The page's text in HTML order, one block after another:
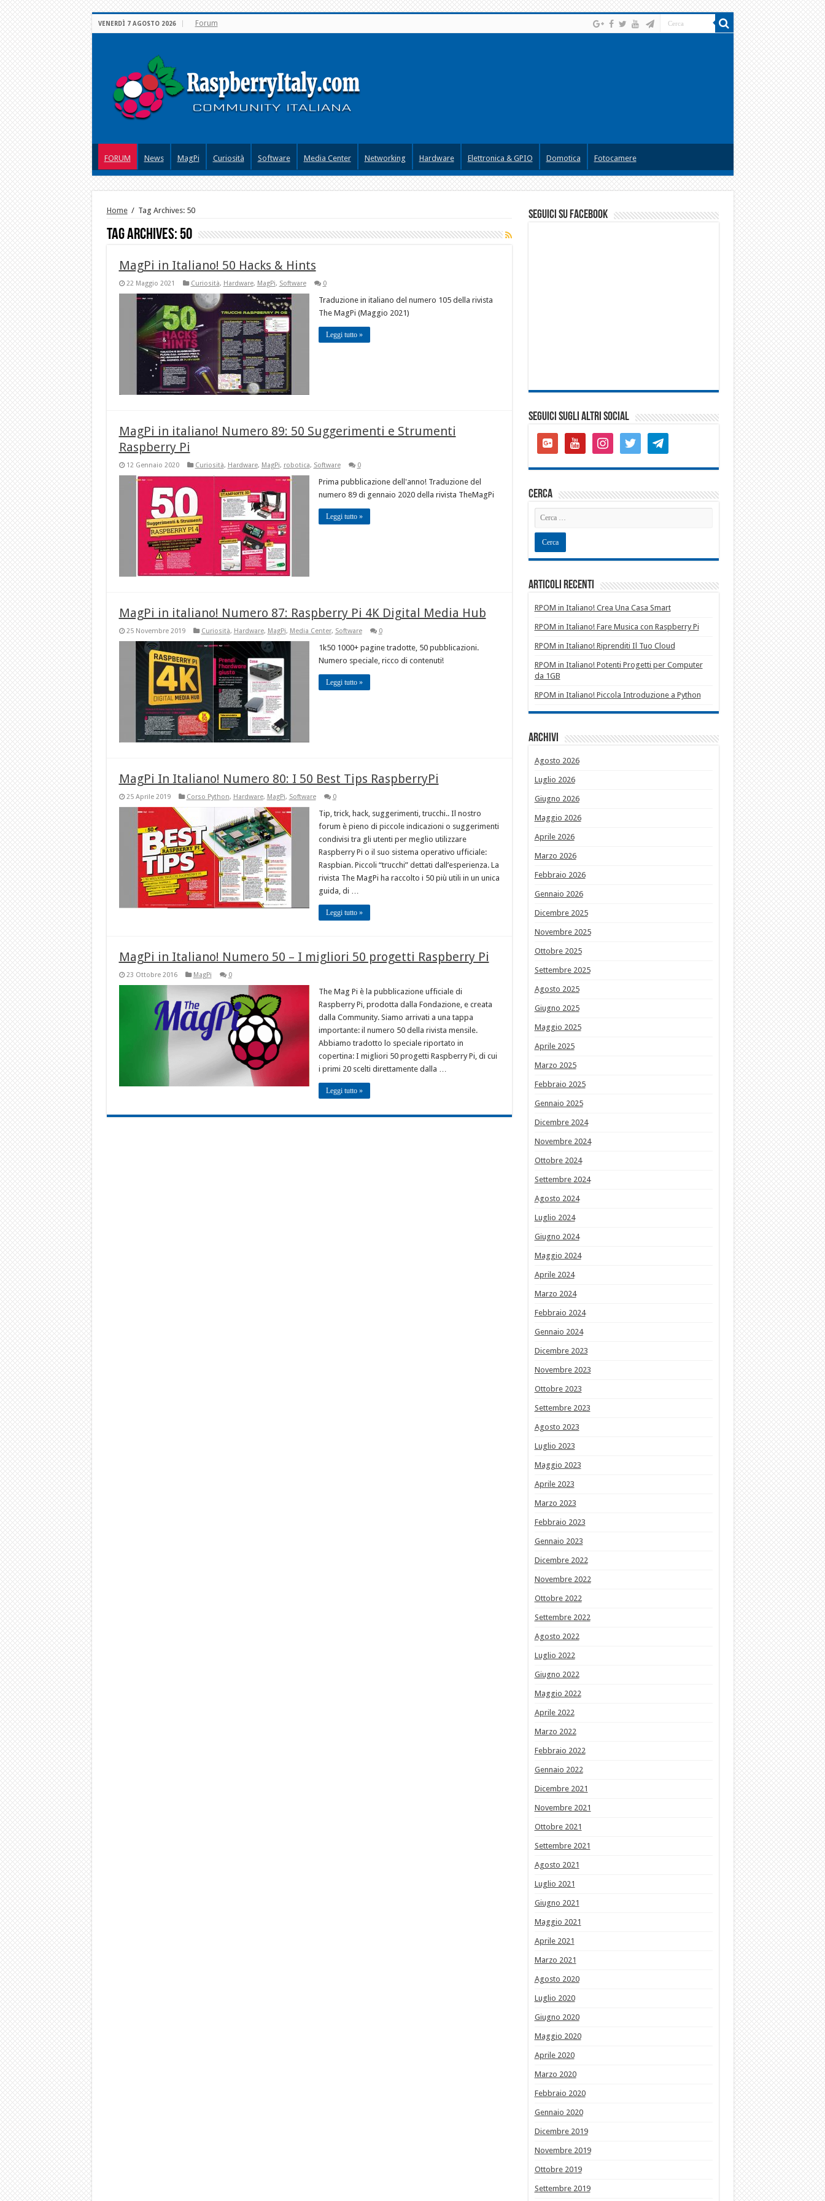
VENERDÌ 7 AGOSTO 2026 Forum
FORUM News MagPi Curiosità Software Media Center Networking Hardware Elettronica & GPIO Domotica Fotocamere
Home / Tag Archives: 50
Tag Archives: 50
MagPi in Italiano! 50 Hacks & Hints
22 Maggio 2021 Curiosità, Hardware, MagPi, Software 0
Traduzione in italiano del numero 105 della rivista
The MagPi (Maggio 2021)
Leggi tutto »
MagPi in italiano! Numero 89: 50 Suggerimenti e Strumenti
Raspberry Pi
12 Gennaio 2020 Curiosità, Hardware, MagPi, robotica, Software 0
Prima pubblicazione dell'anno! Traduzione del
numero 89 di gennaio 2020 della rivista TheMagPi
Leggi tutto »
MagPi in italiano! Numero 87: Raspberry Pi 4K Digital Media Hub
25 Novembre 2019 Curiosità, Hardware, MagPi, Media Center, Software 0
1k50 1000+ pagine tradotte, 50 pubblicazioni.
Numero speciale, ricco di contenuti!
Leggi tutto »
MagPi In Italiano! Numero 80: I 50 Best Tips RaspberryPi
25 Aprile 2019 Corso Python, Hardware, MagPi, Software 0
Tip, trick, hack, suggerimenti, trucchi.. Il nostro
forum è pieno di piccole indicazioni o suggerimenti
condivisi tra gli utenti per meglio utilizzare
Raspberry Pi o il suo sistema operativo ufficiale:
Raspbian. Piccoli “trucchi” dettati dall’esperienza. La
rivista The MagPi ha raccolto i 50 più utili in un unica
guida, di …
Leggi tutto »
MagPi in Italiano! Numero 50 – I migliori 50 progetti Raspberry Pi
23 Ottobre 2016 MagPi 0
The Mag Pi è la pubblicazione ufficiale di
Raspberry Pi, prodotta dalla Fondazione, e creata
dalla Community. Siamo arrivati a una tappa
importante: il numero 50 della rivista mensile.
Abbiamo tradotto lo speciale riportato in
copertina: I migliori 50 progetti Raspberry Pi, di cui
i primi 20 scelti direttamente dalla …
Leggi tutto »
seguici su facebook
SEGUICI SUGLI ALTRI SOCIAL
google-
plus-
youtube instagramtwitter telegram
cerca
Articoli recenti
RPOM in Italiano! Crea Una Casa Smart
RPOM in Italiano! Fare Musica con Raspberry Pi
RPOM in Italiano! Riprenditi Il Tuo Cloud
RPOM in Italiano! Potenti Progetti per Computer
da 1GB
RPOM in Italiano! Piccola Introduzione a Python
Archivi
Agosto 2026
Luglio 2026
Giugno 2026
Maggio 2026
Aprile 2026
Marzo 2026
Febbraio 2026
Gennaio 2026
Dicembre 2025
Novembre 2025
Ottobre 2025
Settembre 2025
Agosto 2025
Giugno 2025
Maggio 2025
Aprile 2025
Marzo 2025
Febbraio 2025
Gennaio 2025
Dicembre 2024
Novembre 2024
Ottobre 2024
Settembre 2024
Agosto 2024
Luglio 2024
Giugno 2024
Maggio 2024
Aprile 2024
Marzo 2024
Febbraio 2024
Gennaio 2024
Dicembre 2023
Novembre 2023
Ottobre 2023
Settembre 2023
Agosto 2023
Luglio 2023
Maggio 2023
Aprile 2023
Marzo 2023
Febbraio 2023
Gennaio 2023
Dicembre 2022
Novembre 2022
Ottobre 2022
Settembre 2022
Agosto 2022
Luglio 2022
Giugno 2022
Maggio 2022
Aprile 2022
Marzo 2022
Febbraio 2022
Gennaio 2022
Dicembre 2021
Novembre 2021
Ottobre 2021
Settembre 2021
Agosto 2021
Luglio 2021
Giugno 2021
Maggio 2021
Aprile 2021
Marzo 2021
Agosto 2020
Luglio 2020
Giugno 2020
Maggio 2020
Aprile 2020
Marzo 2020
Febbraio 2020
Gennaio 2020
Dicembre 2019
Novembre 2019
Ottobre 2019
Settembre 2019